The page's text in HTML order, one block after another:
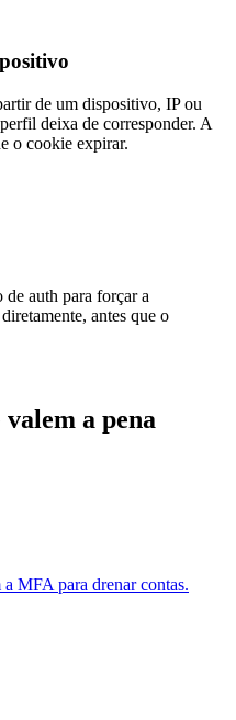
de um dispositivo, IP ou
deixa de corresponder. A
o cookie expirar.
auth para forçar a
antes que o
valem a pena
MFA para drenar contas.